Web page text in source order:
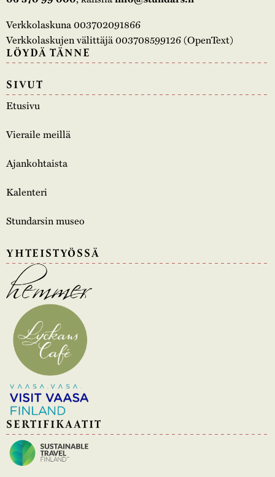
Verkkolaskuna 003702091866
Verkkolaskujen välittäjä 003708599126 (OpenText)
LÖYDÄ TÄNNE
SIVUT
Etusivu
Vieraile meillä
Ajankohtaista
Kalenteri
Stundarsin museo
YHTEISTYÖSSÄ
SERTIFIKAATIT